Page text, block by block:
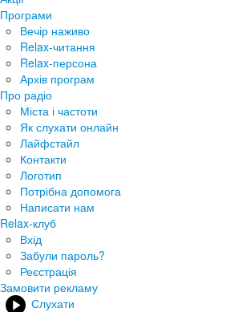
Програми
Вечір наживо
Relax-читання
Relax-персона
Архів програм
Про радіо
Міста і частоти
Як слухати онлайн
Лайфстайл
Контакти
Логотип
Потрібна допомога
Написати нам
Relax-клуб
Вхід
Забули пароль?
Реєстрація
Замовити рекламу
Слухати